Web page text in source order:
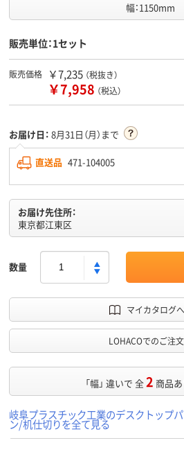
幅：1150mm
販売単位：1セット
販売価格 ￥7,235 （税抜き）
￥7,958 （税込）
お届け日： 8月31日（月）まで
直送品 471-104005
お届け先住所：
東京都江東区
数量
マイカタログ
LOHACOでのご注文
「幅」 違いで 全2 商品あ
岐阜プラスチック工業のデスクトップ
ン/机仕切りを全て見る